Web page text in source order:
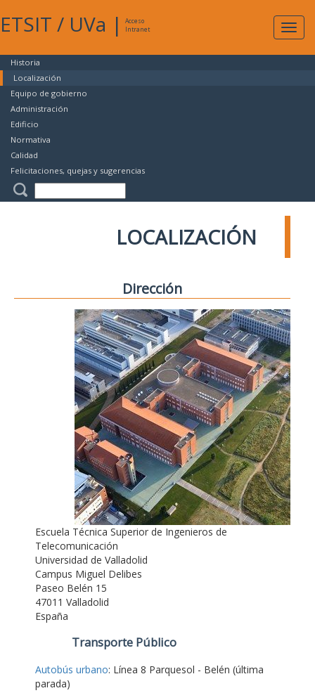
ETSIT / UVa |
Acceso
Intranet
Historia
Localización
Equipo de gobierno
Administración
Edificio
Normativa
Calidad
Felicitaciones, quejas y sugerencias
LOCALIZACIÓN
Dirección
Escuela Técnica Superior de Ingenieros de
Telecomunicación
Universidad de Valladolid
Campus Miguel Delibes
Paseo Belén 15
47011 Valladolid
España
Transporte Público
Autobús urbano: Línea 8 Parquesol - Belén (última
parada)